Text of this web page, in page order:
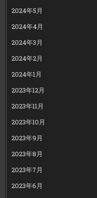
2024年5月
2024年4月
2024年3月
2024年2月
2024年1月
2023年12月
2023年11月
2023年10月
2023年9月
2023年8月
2023年7月
2023年6月